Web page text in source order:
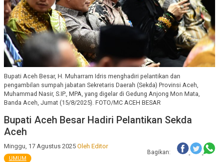
Bupati Aceh Besar, H. Muharram Idris menghadiri pelantikan dan
pengambilan sumpah jabatan Sekretaris Daerah (Sekda) Provinsi Aceh,
Muhammad Nasir, S.IP., MPA, yang digelar di Gedung Anjong Mon Mata,
Banda Aceh, Jumat (15/8/2025). FOTO/MC ACEH BESAR
Bupati Aceh Besar Hadiri Pelantikan Sekda
Aceh
Minggu, 17 Agustus 2025 Oleh Editor
Bagikan:
UMUM